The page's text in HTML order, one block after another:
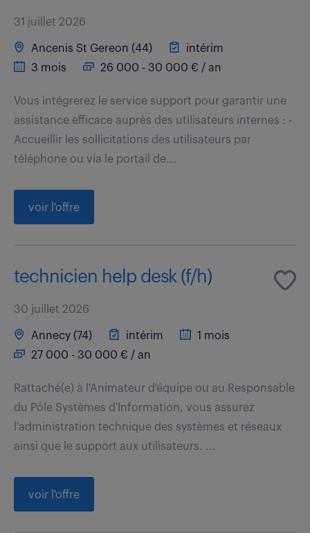
31 juillet 2026
Ancenis St Gereon (44)
intérim
3 mois
26 000 - 30 000 € / an
Vous intégrerez le service support pour garantir une
assistance efficace auprès des utilisateurs internes : -
Accueillir les sollicitations des utilisateurs par
téléphone ou via le portail de...
voir l'offre
technicien help desk (f/h)
30 juillet 2026
Annecy (74) intérim
1 mois
27 000 - 30 000 € / an
Rattaché(e) à l'Animateur d'équipe ou au Responsable
du Pôle Systèmes d'Information, vous assurez
l'administration technique des systèmes et réseaux
ainsi que le support aux utilisateurs. ...
voir l'offre